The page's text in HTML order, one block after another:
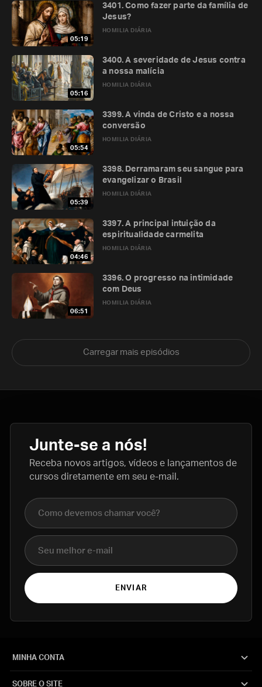
05:19
HOMILIA DIÁRIA
3401. Como fazer parte da família de
Jesus?
05:16
HOMILIA DIÁRIA
3400. A severidade de Jesus contra
a nossa malícia
05:54
HOMILIA DIÁRIA
3399. A vinda de Cristo e a nossa
conversão
05:39
HOMILIA DIÁRIA
3398. Derramaram seu sangue para
evangelizar o Brasil
04:46
HOMILIA DIÁRIA
3397. A principal intuição da
espiritualidade carmelita
06:51
HOMILIA DIÁRIA
3396. O progresso na intimidade
com Deus
Carregar mais episódios
Junte-se a nós!
Receba novos artigos, vídeos e lançamentos de
cursos diretamente em seu e-mail.
Nome completo
E-mail
ENVIAR
MINHA CONTA
SOBRE O SITE